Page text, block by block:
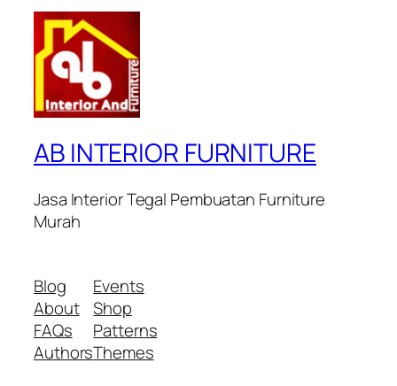
AB INTERIOR FURNITURE
Jasa Interior Tegal Pembuatan Furniture
Murah
Blog
About
FAQs
Authors
Events
Shop
Patterns
Themes